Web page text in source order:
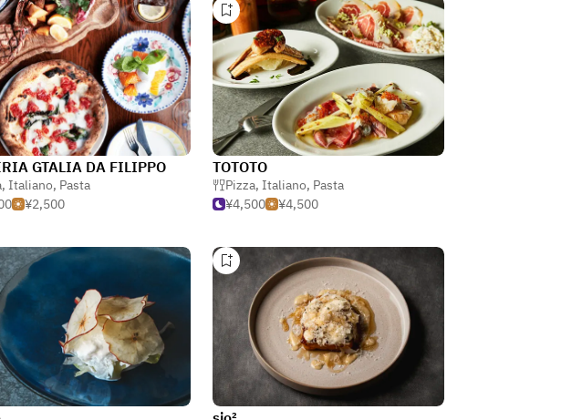
GTALIA DA FILIPPO
, Italiano, Pasta
¥2,500
TOTOTO
Pizza, Italiano, Pasta
¥4,500
¥4,500